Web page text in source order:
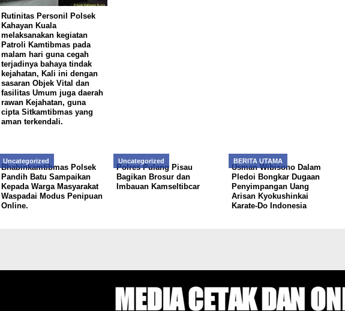
Rutinitas Personil Polsek
Kahayan Kuala
melaksanakan kegiatan
Patroli Kamtibmas pada
malam hari guna cegah
terjadinya bahaya tindak
kejahatan, Kali ini dengan
sasaran Objek Vital dan
fasilitas Umum juga daerah
rawan Kejahatan, guna
cipta Sitkamtibmas yang
aman terkendali.
Uncategorized
Bhabinkamtibmas Polsek
Pandih Batu Sampaikan
Kepada Warga Masyarakat
Waspadai Modus Penipuan
Online.
Uncategorized
Polres Pulang Pisau
Bagikan Brosur dan
Imbauan Kamseltibcar
BERITA UTAMA
Usman Wibisono Dalam
Pledoi Bongkar Dugaan
Penyimpangan Uang
Arisan Kyokushinkai
Karate-Do Indonesia